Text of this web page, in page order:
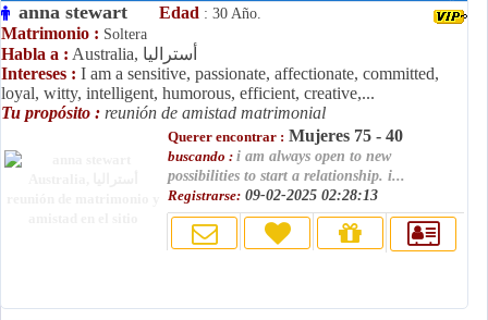
anna stewart Edad : 30 Año.
Matrimonio : Soltera
Habla a :
Australia, أستراليا
Intereses : I am a sensitive, passionate, affectionate, committed,
loyal, witty, intelligent, humorous, efficient, creative,...
Tu propósito : reunión de amistad matrimonial
Querer encontrar : Mujeres 75 - 40
buscando : i am always open to new
possibilities to start a relationship. i...
Registrarse: 09-02-2025 02:28:13